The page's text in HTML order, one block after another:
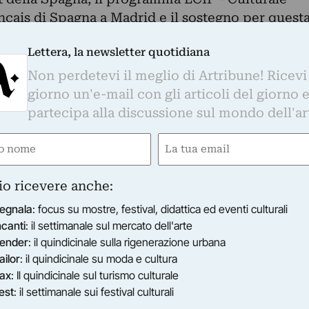
di Spagna a Madrid e il sostegno per
FESTIVAL ha ricevuto più di 300
da 26 paesi, mostre in 8 paesi, 20 sedi e
(Poland)
Lettera, la newsletter quotidiana
Non perdetevi il meglio di Artribune! Ricevi
giorno un'e-mail con gli articoli del giorno e
partecipa alla discussione sul mondo
Email
ricevere anche:
: focus su mostre, festival, didattica ed eventi culturali
: il settimanale sul mercato dell'arte
: il quindicinale sulla rigenerazione urbana
: il quindicinale su moda e cultura
: Il quindicinale sul turismo culturale
: il settimanale sui festival culturali